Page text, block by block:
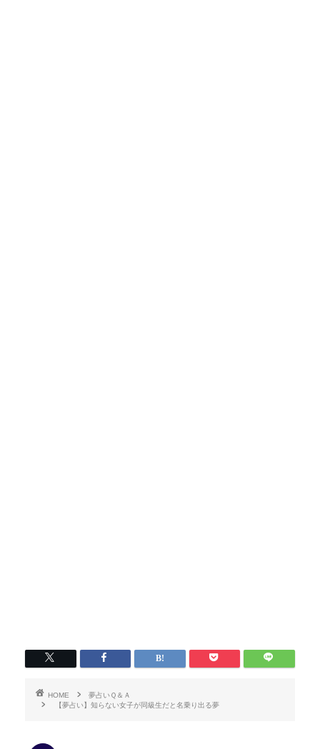
HOME
夢占いＱ＆Ａ
【夢占い】知らない女子が同級生だと名乗り出る夢